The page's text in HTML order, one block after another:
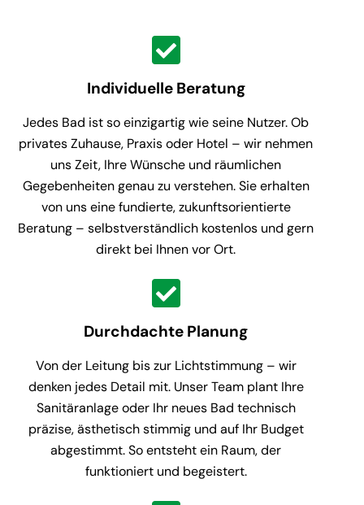
Individuelle Beratung
Jedes Bad ist so einzigartig wie seine Nutzer. Ob
privates Zuhause, Praxis oder Hotel – wir nehmen
uns Zeit, Ihre Wünsche und räumlichen
Gegebenheiten genau zu verstehen. Sie erhalten
von uns eine fundierte, zukunftsorientierte
Beratung – selbstverständlich kostenlos und gern
direkt bei Ihnen vor Ort.
Durchdachte Planung
Von der Leitung bis zur Lichtstimmung – wir
denken jedes Detail mit. Unser Team plant Ihre
Sanitäranlage oder Ihr neues Bad technisch
präzise, ästhetisch stimmig und auf Ihr Budget
abgestimmt. So entsteht ein Raum, der
funktioniert und begeistert.